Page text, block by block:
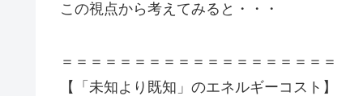
この視点から考えてみると・・・
＝＝＝＝＝＝＝＝＝＝＝＝＝＝＝＝＝＝＝
【「未知より既知」のエネルギーコスト】